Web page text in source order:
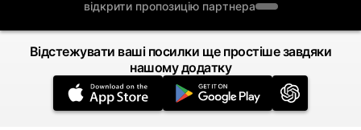
відкрити пропозицію партнера
Відстежувати ваші посилки ще простіше завдяки
нашому додатку